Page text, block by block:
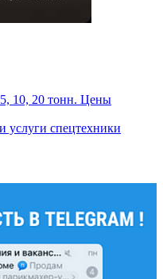
10, 20 тонн. Цены
услуги спецтехники